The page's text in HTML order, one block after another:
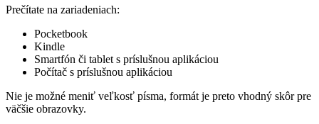
Prečítate na zariadeniach:
Pocketbook
Kindle
Smartfón či tablet s príslušnou aplikáciou
Počítač s príslušnou aplikáciou
Nie je možné meniť veľkosť písma, formát je preto vhodný skôr pre
väčšie obrazovky.